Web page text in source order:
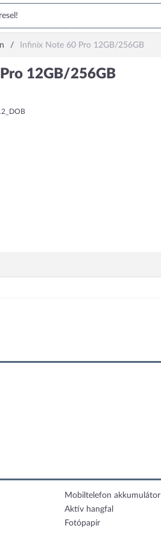
Infinix Note 60 Pro 12GB/256GB
12GB/256GB
Mobiltelefon akkumulátor
Aktív hangfal
Fotópapír